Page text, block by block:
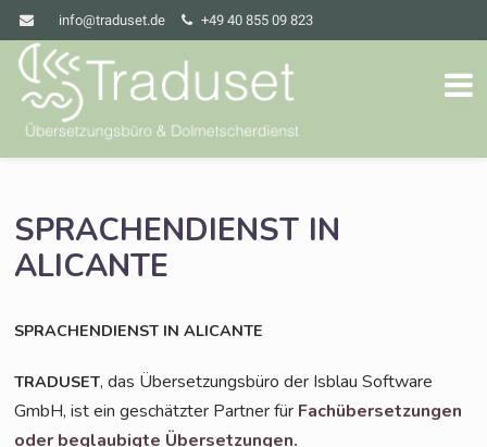
info@traduset.de +49 40 855 09 823
SPRACHENDIENST IN
ALICANTE
SPRACHENDIENST IN ALICANTE
TRADUSET, das Über­set­zungs­bü­ro der Isblau Soft­ware
GmbH, ist ein geschätz­ter Part­ner für Fach­über­set­zun­gen
oder beglau­big­te Übersetzungen.